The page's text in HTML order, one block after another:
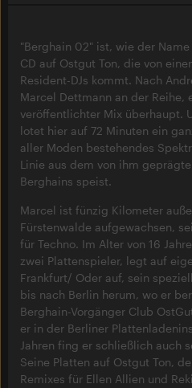
"Berghain 02" ist, wie der
CD auf Ostgut Ton, die von
Resident-DJs kommt. Nach
Marcel Dettmann an der Reihe,
veröffentlichter Mix überhaupt.
lotet hier auf 72 Minuten ein
aller Moden bestehendes
Linie aus dem von ihm
Berghains speist.
Marcel ist fünzig Kilometer
Fürstenwalde aufgewachsen,
für Techno. Im Alter von 16
zwei Plattenspieler, legt auf
Frankfurt/ Oder auf, sein
bis nach Berlin herum, wo er
Berghain-Vorgänger Club
er in der Berliner
Jahren fing er schließlich auch
Seine Platten auf Ostgut Ton,
Remixes für Ellen Allien und